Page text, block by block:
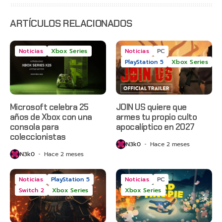
ARTÍCULOS RELACIONADOS
Noticias Xbox Series
Microsoft celebra 25
años de Xbox con una
consola para
coleccionistas
N3k0 Hace 2 meses
Noticias
PC
PlayStation 5
Xbox Series
JOIN US quiere que
armes tu propio culto
apocalíptico en 2027
N3k0 Hace 2 meses
Noticias
PlayStation 5
Switch 2
Xbox Series
Noticias
PC
Xbox Series